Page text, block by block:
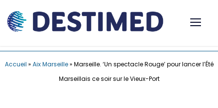
Accueil » Aix Marseille» Marseille. ‘Un spectacle Rouge’ pour lancer l’Été
Marseillais ce soir sur le Vieux-Port